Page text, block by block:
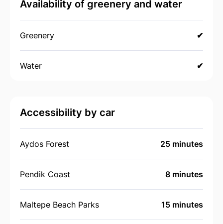
Availability of greenery and water
Greenery ✔
Water ✔
Accessibility by car
Aydos Forest 25 minutes
Pendik Coast 8 minutes
Maltepe Beach Parks 15 minutes